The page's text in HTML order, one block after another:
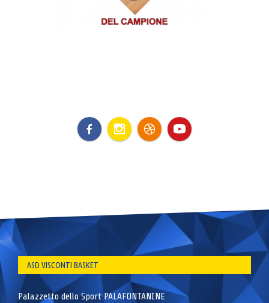
ASD VISCONTI BASKET
Palazzetto dello Sport PALAFONTANINE